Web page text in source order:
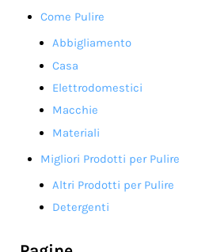
Come Pulire
Abbigliamento
Casa
Elettrodomestici
Macchie
Materiali
Migliori Prodotti per Pulire
Altri Prodotti per Pulire
Detergenti